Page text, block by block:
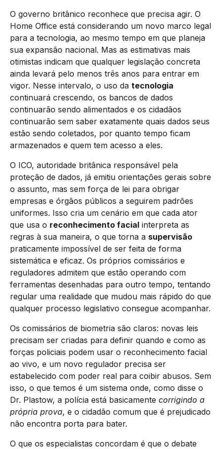
O governo britânico reconhece que precisa agir. O
Home Office está considerando um novo marco legal
para a tecnologia, ao mesmo tempo em que planeja
sua expansão nacional. Mas as estimativas mais
otimistas indicam que qualquer legislação concreta
ainda levará pelo menos três anos para entrar em
vigor. Nesse intervalo, o uso da tecnologia
continuará crescendo, os bancos de dados
continuarão sendo alimentados e os cidadãos
continuarão sem saber exatamente quais dados seus
estão sendo coletados, por quanto tempo ficam
armazenados e quem tem acesso a eles.
O ICO, autoridade britânica responsável pela
proteção de dados, já emitiu orientações gerais sobre
o assunto, mas sem força de lei para obrigar
empresas e órgãos públicos a seguirem padrões
uniformes. Isso cria um cenário em que cada ator
que usa o reconhecimento facial interpreta as
regras à sua maneira, o que torna a supervisão
praticamente impossível de ser feita de forma
sistemática e eficaz. Os próprios comissários e
reguladores admitem que estão operando com
ferramentas desenhadas para outro tempo, tentando
regular uma realidade que mudou mais rápido do que
qualquer processo legislativo consegue acompanhar.
Os comissários de biometria são claros: novas leis
precisam ser criadas para definir quando e como as
forças policiais podem usar o reconhecimento facial
ao vivo, e um novo regulador precisa ser
estabelecido com poder real para coibir abusos. Sem
isso, o que temos é um sistema onde, como disse o
Dr. Plastow, a polícia está basicamente corrigindo a
própria prova, e o cidadão comum que é prejudicado
não encontra porta para bater.
O que os especialistas concordam é que o debate